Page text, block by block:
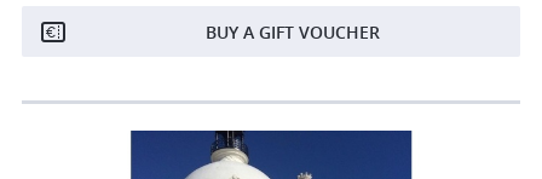
BUY A GIFT VOUCHER